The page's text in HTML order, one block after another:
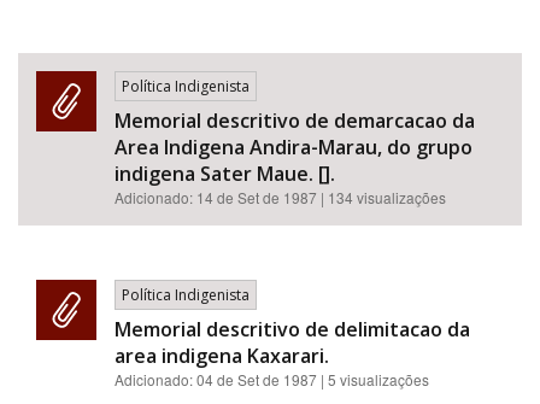
Política Indigenista
Memorial descritivo de demarcacao da
Area Indigena Andira-Marau, do grupo
indigena Sater Maue. [].
Adicionado: 14 de Set de 1987 | 134 visualizações
Política Indigenista
Memorial descritivo de delimitacao da
area indigena Kaxarari.
Adicionado:04 de Set de 1987 | 5 visualizações